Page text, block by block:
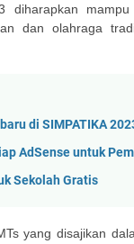
dan olahraga
di SIMPATIKA
AdSense untuk
Sekolah Gratis
yang disajikan